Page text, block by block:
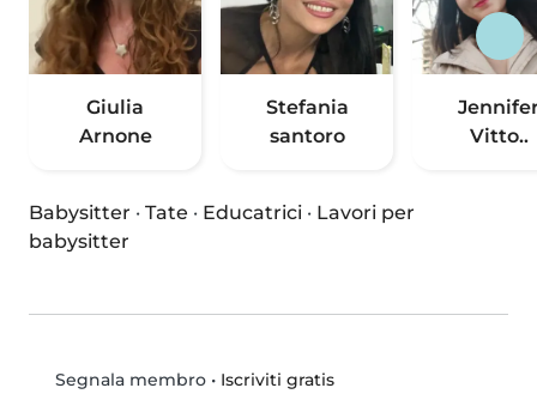
Giulia
Arnone
Stefania
santoro
Vitto..
Babysitter · Tate · Educatrici · Lavori per
babysitter
Segnala membro• Iscriviti gratis